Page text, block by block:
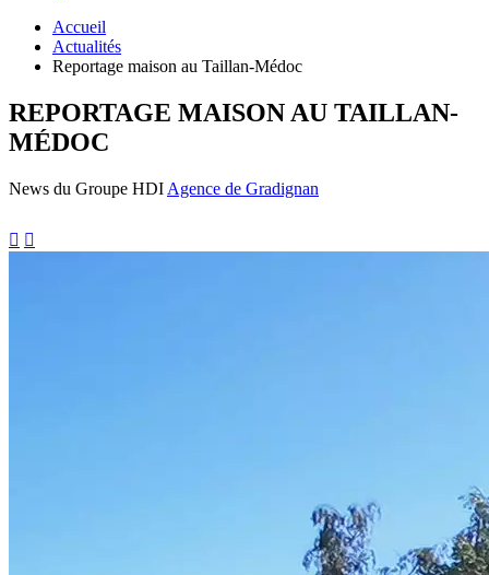
Accueil
Actualités
Reportage maison au Taillan-Médoc
REPORTAGE MAISON AU TAILLAN-
MÉDOC
News du Groupe HDI Agence de Gradignan
 